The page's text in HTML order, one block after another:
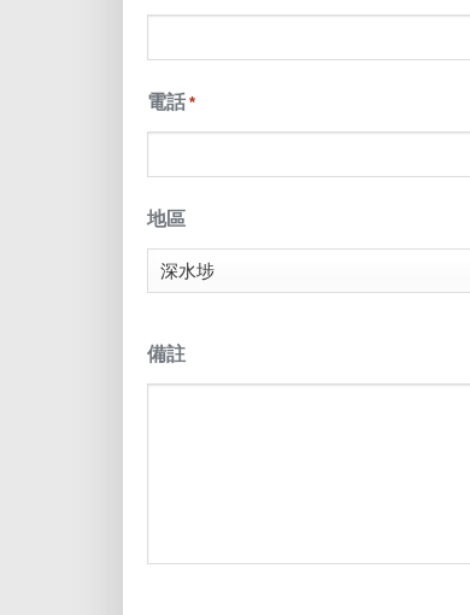
YYYY
電話 *
地區
備註